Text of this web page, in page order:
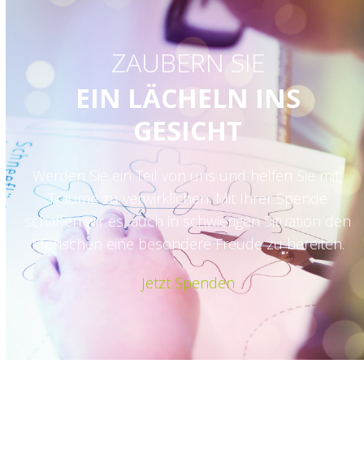
ZAUBERN SIE
EIN LÄCHELN INS
GESICHT
Werden Sie ein Teil von uns und helfen Sie mit,
Träume zu verwirklichen. Mit Ihrer Spende
schaffen wir es, auch in schwierigen Situation den
Menschen eine besondere Freude zu bereiten.
Jetzt Spenden